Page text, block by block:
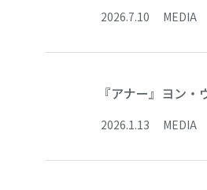
2026.7.10 MEDIA
『アナー』ヨン
2026.1 .13 MEDIA